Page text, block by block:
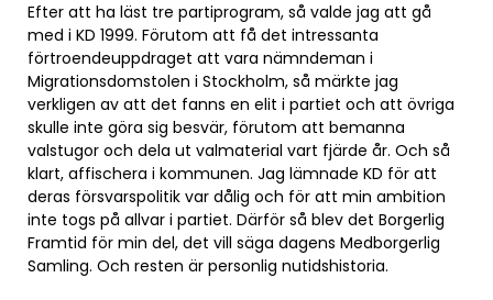
Efter att ha läst tre partiprogram, så valde jag att gå
med i KD 1999. Förutom att få det intressanta
förtroendeuppdraget att vara nämndeman i
Migrationsdomstolen i Stockholm, så märkte jag
verkligen av att det fanns en elit i partiet och att övriga
skulle inte göra sig besvär, förutom att bemanna
valstugor och dela ut valmaterial vart fjärde år. Och så
klart, affischera i kommunen. Jag lämnade KD för att
deras försvarspolitik var dålig och för att min ambition
inte togs på allvar i partiet. Därför så blev det Borgerlig
Framtid för min del, det vill säga dagens Medborgerlig
Samling. Och resten är personlig nutidshistoria.